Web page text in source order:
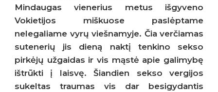
Mindaugas vienerius metus išgyveno
Vokietijos miškuose paslėptame
nelegaliame vyrų viešnamyje. Čia verčiamas
sutenerių jis dieną naktį tenkino sekso
pirkėjų užgaidas ir vis mąstė apie galimybę
ištrūkti į laisvę. Šiandien sekso vergijos
sukeltas traumas vis dar besigydantis